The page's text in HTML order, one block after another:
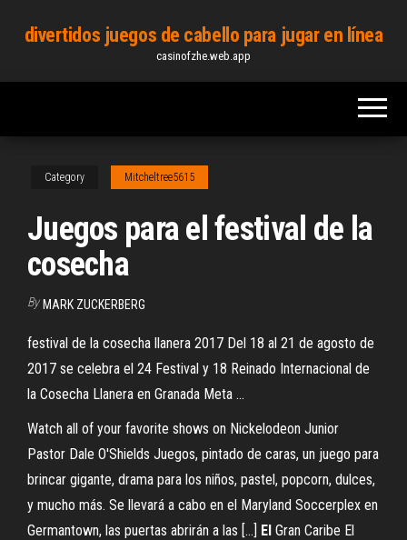
content
divertidos juegos de cabello para jugar en línea
casinofzhe.web.app
Category Mitcheltree5615
Juegos para el festival de la
cosecha
By MARK ZUCKERBERG
festival de la cosecha llanera 2017 Del 18 al 21 de agosto de
2017 se celebra el 24 Festival y 18 Reinado Internacional de
la Cosecha Llanera en Granada Meta ...
Watch all of your favorite shows on Nickelodeon Junior
Pastor Dale O'Shields Juegos, pintado de caras, un juego para
brincar gigante, drama para los niños, pastel, popcorn, dulces,
y mucho más. Se llevará a cabo en el Maryland Soccerplex en
Germantown, las puertas abrirán a las […] El Gran Caribe El